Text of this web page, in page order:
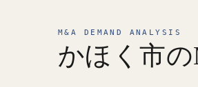
M&A DEMAND ANALYSIS
かほく市